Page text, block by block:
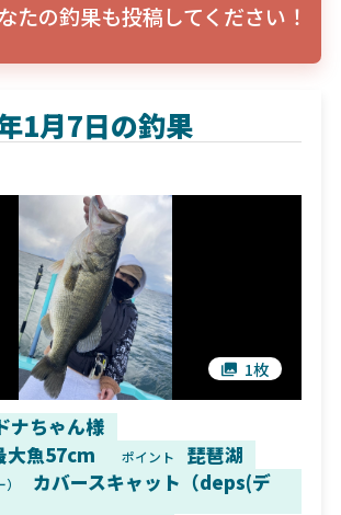
たの釣果も投稿してください！
1月7日の釣果
1枚
ナちゃん様
大魚57cm ポイント 琵琶湖
カバースキャット（deps(デ